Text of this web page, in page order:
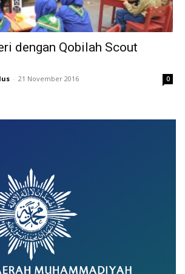
dengan Qobilah Scout
- 21 November 2016 0